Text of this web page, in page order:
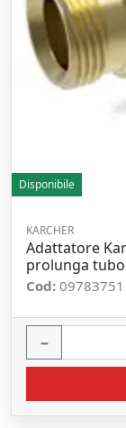
Disponibile
KARCHER
Adattatore
prolunga
Cod: 09783751
−